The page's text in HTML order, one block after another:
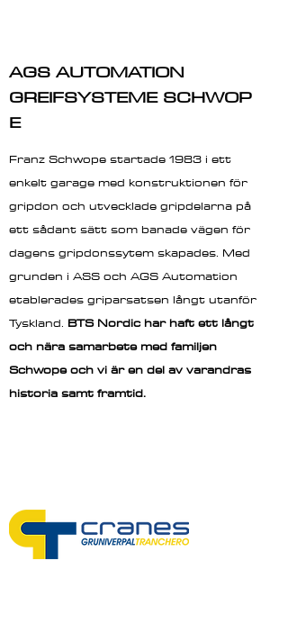
AGS AUTOMATION
GREIFSYSTEME SCHWOP
E
Franz Schwope startade 1983 i ett
enkelt garage med konstruktionen för
gripdon och utvecklade gripdelarna på
ett sådant sätt som banade vägen för
dagens gripdonssytem skapades. Med
grunden i ASS och AGS Automation
etablerades griparsatsen långt utanför
Tyskland. BTS Nordic har haft ett långt
och nära samarbete med familjen
Schwope och vi är en del av varandras
historia samt framtid.